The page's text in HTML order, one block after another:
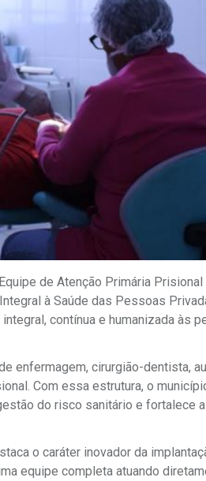
de Atenção Primária
à Saúde das Pessoas
contínua e humanizada às
enfermagem, cirurgião-dentista,
Com essa estrutura, o
do risco sanitário e fortalece
o caráter inovador da
equipe completa atuando